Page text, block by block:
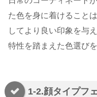
た色を身に着けること
してより良い印象を与
特性を踏まえた色選び
1-2.顔タイプフ